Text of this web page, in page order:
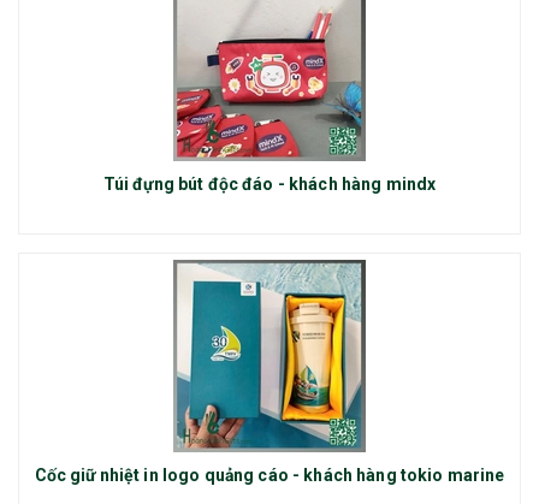
Túi đựng bút độc đáo - khách hàng mindx
Cốc giữ nhiệt in logo quảng cáo - khách hàng tokio marine